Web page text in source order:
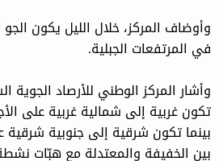
وأوضاف المركز، خلال الليل يكون الجو
في المرتفعات الجبلية.
وأشار المركز الوطني للأرصاد الجوية
تكون غربية إلى شمالية غربية على
بينما تكون شرقية إلى جنوبية شرقية